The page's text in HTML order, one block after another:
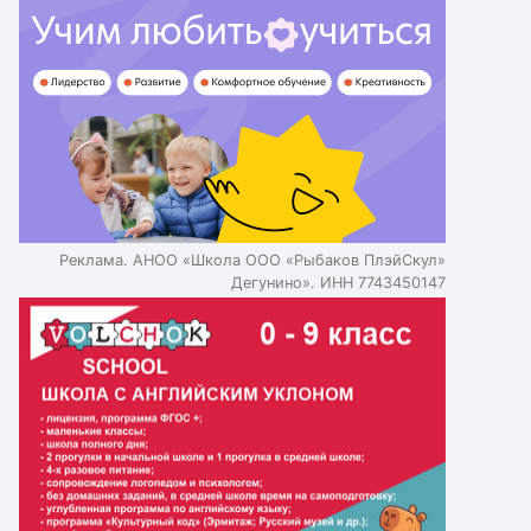
дисциплину, облегчая идентификацию учеников и
Школьная форма способствует формированию
коллективной культуры и представительского элемента,
представляя школу на различных мероприятиях.
Школьная форма помогает детям адаптироваться к
взрослой жизни и профессиональной среде, приучая их
к опрятному и собранному внешнему виду. Частные
школы в России осознанно выбирают форму как
инструмент развития у детей нужных качеств и
подготовки к будущей жизни.
Реклама. АНОО «Школа ООО «Рыбаков ПлэйСкул»
Дегунино». ИНН 7743450147